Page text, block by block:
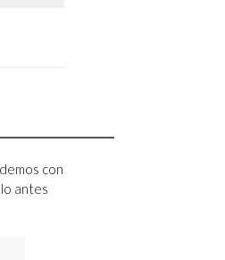
con
antes